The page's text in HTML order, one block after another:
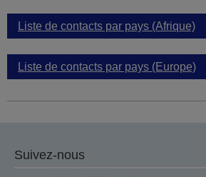
Liste de contacts par pays (Afrique)
Liste de contacts par pays (Europe)
Suivez-nous